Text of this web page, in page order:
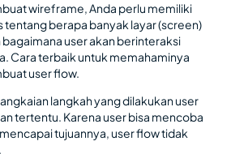
wireframe, Anda perlu memiliki
tentang berapa banyak layar (screen)
user akan berinteraksi
Cara terbaik untuk memahaminya
user flow.
langkah yang dilakukan user
tertentu. Karena user bisa mencoba
tujuannya, user flow tidak